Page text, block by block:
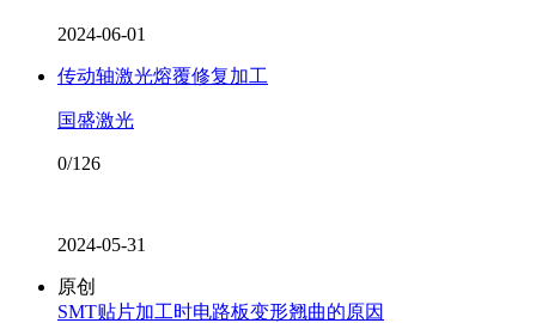
2024-06-01
传动轴激光熔覆修复加工
国盛激光
0/126
2024-05-31
原创
SMT贴片加工时电路板变形翘曲的原因